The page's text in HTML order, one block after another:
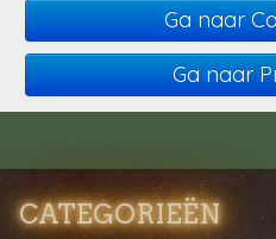
Ga naar
Ga naar
CATEGORIEËN